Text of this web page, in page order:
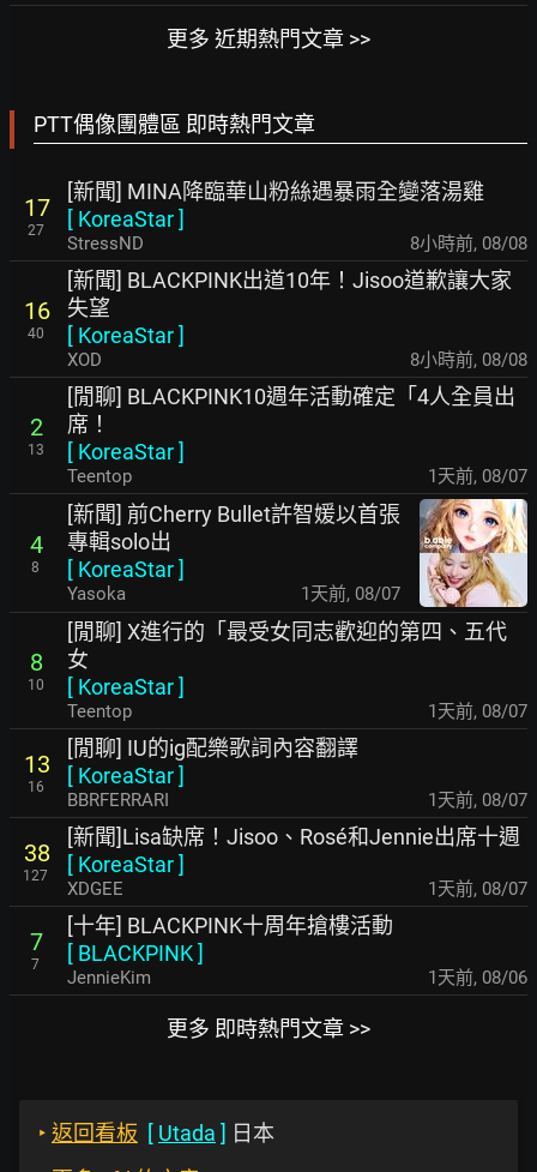
更多 近期熱門文章 >>
PTT偶像團體區 即時熱門文章
17
27
[新聞] MINA降臨華山粉絲遇暴雨全變落湯雞
[ KoreaStar]
StressND 8小時前, 08/08
16
40
[新聞] BLACKPINK出道10年！Jisoo道歉讓大家
失望
[ KoreaStar]
XOD 8小時前, 08/08
2
13
[閒聊] BLACKPINK10週年活動確定「4人全員出
席！
[ KoreaStar]
Teentop 1天前, 08/07
4
8
[新聞] 前Cherry Bullet許智媛以首張
專輯solo出
[ KoreaStar]
Yasoka 1天前, 08/07
8
10
[閒聊] X進行的「最受女同志歡迎的第四、五代
女
[ KoreaStar]
Teentop 1天前, 08/07
13
16
[閒聊] IU的ig配樂歌詞內容翻譯
[ KoreaStar]
BBRFERRARI 1天前, 08/07
38
127
[新聞]Lisa缺席！Jisoo、Rosé和Jennie出席十週
[ KoreaStar]
XDGEE 1天前, 08/07
7
7
[十年] BLACKPINK十周年搶樓活動
[ BLACKPINK]
JennieKim 1天前, 08/06
更多 即時熱門文章 >>
‣ 返回看板 [ Utada ] 日本